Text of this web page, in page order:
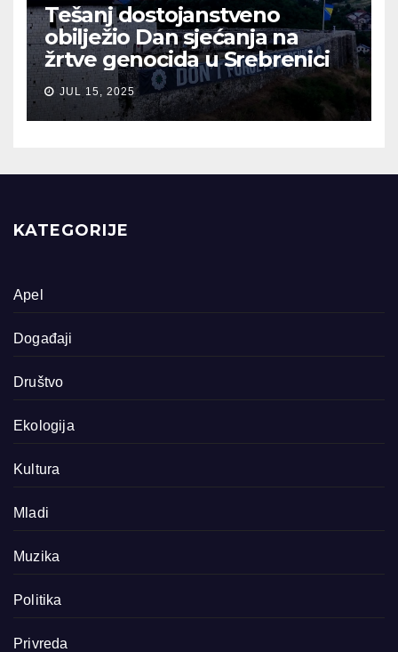
Tešanj dostojanstveno
obilježio Dan sjećanja na
žrtve genocida u Srebrenici
JUL 15, 2025
KATEGORIJE
Apel
Događaji
Društvo
Ekologija
Kultura
Mladi
Muzika
Politika
Privreda